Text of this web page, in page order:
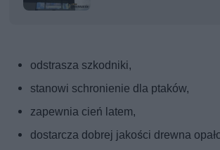
odstrasza szkodniki,
stanowi schronienie dla ptaków,
zapewnia cień latem,
dostarcza dobrej jakości drewna